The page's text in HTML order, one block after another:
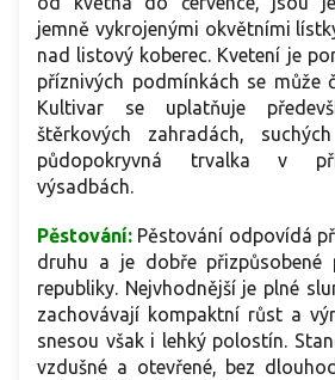
jemně vykrojenými okvětními
nad listový koberec. Kvetení je
příznivých podmínkách se může
Kultivar se uplatňuje
štěrkových zahradách,
půdopokryvná trvalka v
výsadbách.
Pěstování: Pěstování odpovídá
druhu a je dobře přizpůsobené
republiky. Nejvhodnější je plné
zachovávají kompaktní růst a
snesou však i lehký polostín.
vzdušné a otevřené, bez